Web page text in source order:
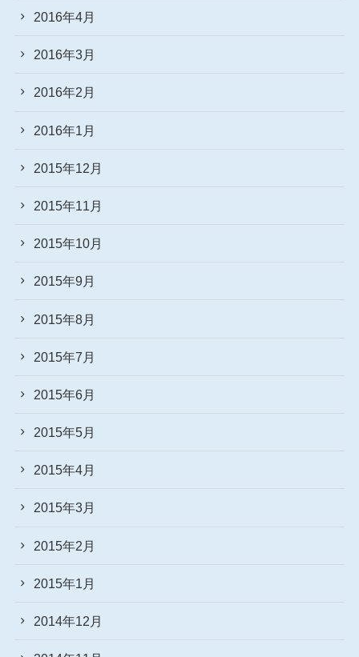
2016年4月
2016年3月
2016年2月
2016年1月
2015年12月
2015年11月
2015年10月
2015年9月
2015年8月
2015年7月
2015年6月
2015年5月
2015年4月
2015年3月
2015年2月
2015年1月
2014年12月